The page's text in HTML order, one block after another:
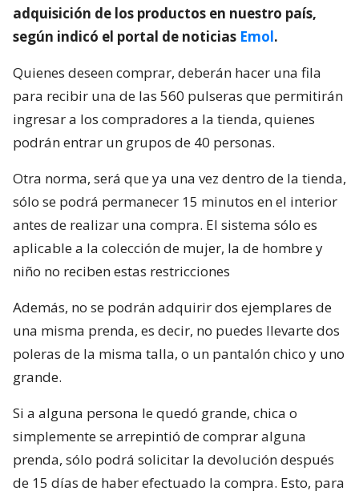
adquisición de los productos en nuestro país,
según indicó el portal de noticias Emol.
Quienes deseen comprar, deberán hacer una fila
para recibir una de las 560 pulseras que permitirán
ingresar a los compradores a la tienda, quienes
podrán entrar un grupos de 40 personas.
Otra norma, será que ya una vez dentro de la tienda,
sólo se podrá permanecer 15 minutos en el interior
antes de realizar una compra. El sistema sólo es
aplicable a la colección de mujer, la de hombre y
niño no reciben estas restricciones
Además, no se podrán adquirir dos ejemplares de
una misma prenda, es decir, no puedes llevarte dos
poleras de la misma talla, o un pantalón chico y uno
grande.
Si a alguna persona le quedó grande, chica o
simplemente se arrepintió de comprar alguna
prenda, sólo podrá solicitar la devolución después
de 15 días de haber efectuado la compra. Esto, para